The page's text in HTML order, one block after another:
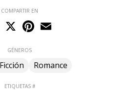
COMPARTIR EN
Facebook
X Pinterest
GÉNEROS
Romance
ETIQUETAS #